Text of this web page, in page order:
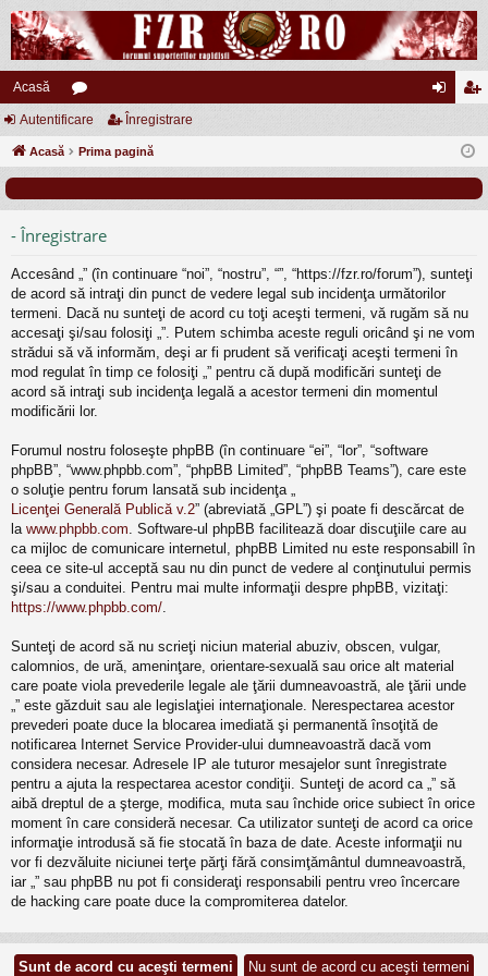
Acasă
or
u eg
Autentificare Înregistrare
Acasă Prima pagină
- Înregistrare
Accesând „” (în continuare “noi”, “nostru”, “”, “https://fzr.ro/forum”), sunteţi
de acord să intraţi din punct de vedere legal sub incidenţa următorilor
termeni. Dacă nu sunteţi de acord cu toţi aceşti termeni, vă rugăm să nu
accesaţi şi/sau folosiţi „”. Putem schimba aceste reguli oricând şi ne vom
strădui să vă informăm, deşi ar fi prudent să verificaţi aceşti termeni în
mod regulat în timp ce folosiţi „” pentru că după modificări sunteţi de
acord să intraţi sub incidenţa legală a acestor termeni din momentul
modificării lor.
Forumul nostru foloseşte phpBB (în continuare “ei”, “lor”, “software
phpBB”, “www.phpbb.com”, “phpBB Limited”, “phpBB Teams”), care este
o soluţie pentru forum lansată sub incidenţa „
Licenţei Generală Publică v.2” (abreviată „GPL”) şi poate fi descărcat de
la www.phpbb.com . Software-ul phpBB facilitează doar discuţiile care au
ca mijloc de comunicare internetul, phpBB Limited nu este responsabill în
ceea ce site-ul acceptă sau nu din punct de vedere al conţinutului permis
şi/sau a conduitei. Pentru mai multe informaţii despre phpBB, vizitaţi:
https://www.phpbb.com/
Sunteţi de acord să nu scrieţi niciun material abuziv, obscen, vulgar,
calomnios, de ură, ameninţare, orientare-sexuală sau orice alt material
care poate viola prevederile legale ale ţării dumneavoastră, ale ţării unde
„” este găzduit sau ale legislaţiei internaţionale. Nerespectarea acestor
prevederi poate duce la blocarea imediată şi permanentă însoţită de
notificarea Internet Service Provider-ului dumneavoastră dacă vom
considera necesar. Adresele IP ale tuturor mesajelor sunt înregistrate
pentru a ajuta la respectarea acestor condiţii. Sunteţi de acord ca „” să
aibă dreptul de a şterge, modifica, muta sau închide orice subiect în orice
moment în care consideră necesar. Ca utilizator sunteţi de acord ca orice
informaţie introdusă să fie stocată în baza de date. Aceste informaţii nu
vor fi dezvăluite niciunei terţe părţi fără consimţământul dumneavoastră,
iar „” sau phpBB nu pot fi consideraţi responsabili pentru vreo încercare
de hacking care poate duce la compromiterea datelor.